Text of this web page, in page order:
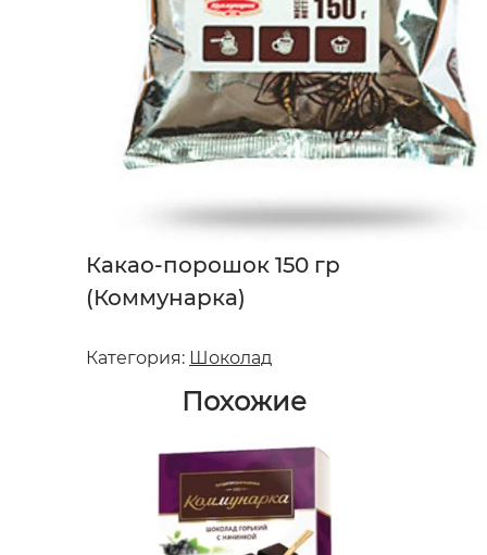
Какао-порошок 150 гр
(Коммунарка)
Категория: Шоколад
Похожие